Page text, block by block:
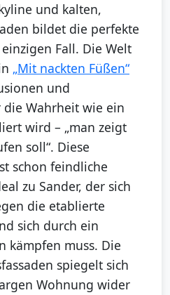
und kalten,
bildet die perfekte
Fall. Die Welt
„Mit nackten Füßen“
und
Wahrheit wie ein
wird – „man zeigt
soll“. Diese
schon feindliche
zu Sander, der sich
die etablierte
sich durch ein
kämpfen muss. Die
spiegelt sich
Wohnung wider